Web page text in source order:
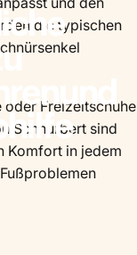
und
die typischen
oder Freizeitschuhe
Schnurbert sind
Komfort in jedem